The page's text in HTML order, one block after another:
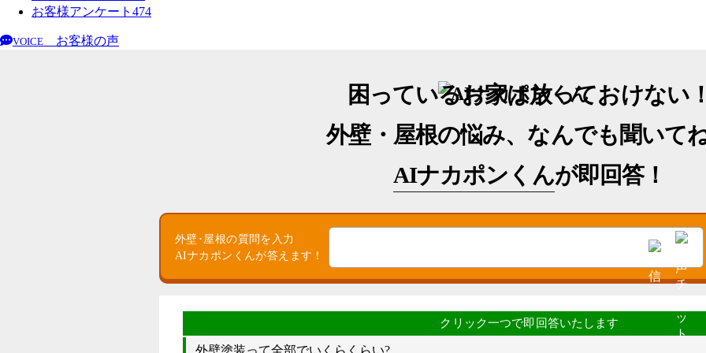
お客様アンケート 474
VOICE お客様の声
困っているお家は放っておけない
外壁・屋根の悩み、なんでも聞いて
AIナカポンくんが即回答！
外壁･屋根の質問を入力
AIナカポンくんが答えます！